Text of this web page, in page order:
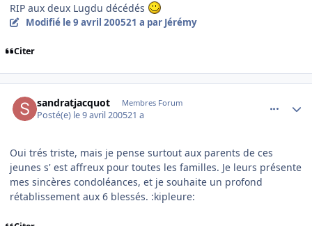
RIP aux deux Lugdu décédés
Modifié le 9 avril 200521 a par Jérémy
Citer
sandratjacquot Membres Forum
Posté(e) le 9 avril 200521 a
Oui trés triste, mais je pense surtout aux parents de ces
jeunes s' est affreux pour toutes les familles. Je leurs présente
mes sincères condoléances, et je souhaite un profond
rétablissement aux 6 blessés. :kipleure: